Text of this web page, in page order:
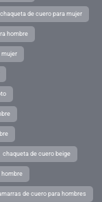
chaqueta de cuero para mujer
hombre
mujer
chaqueta de cuero beige
hombre
de cuero para hombres